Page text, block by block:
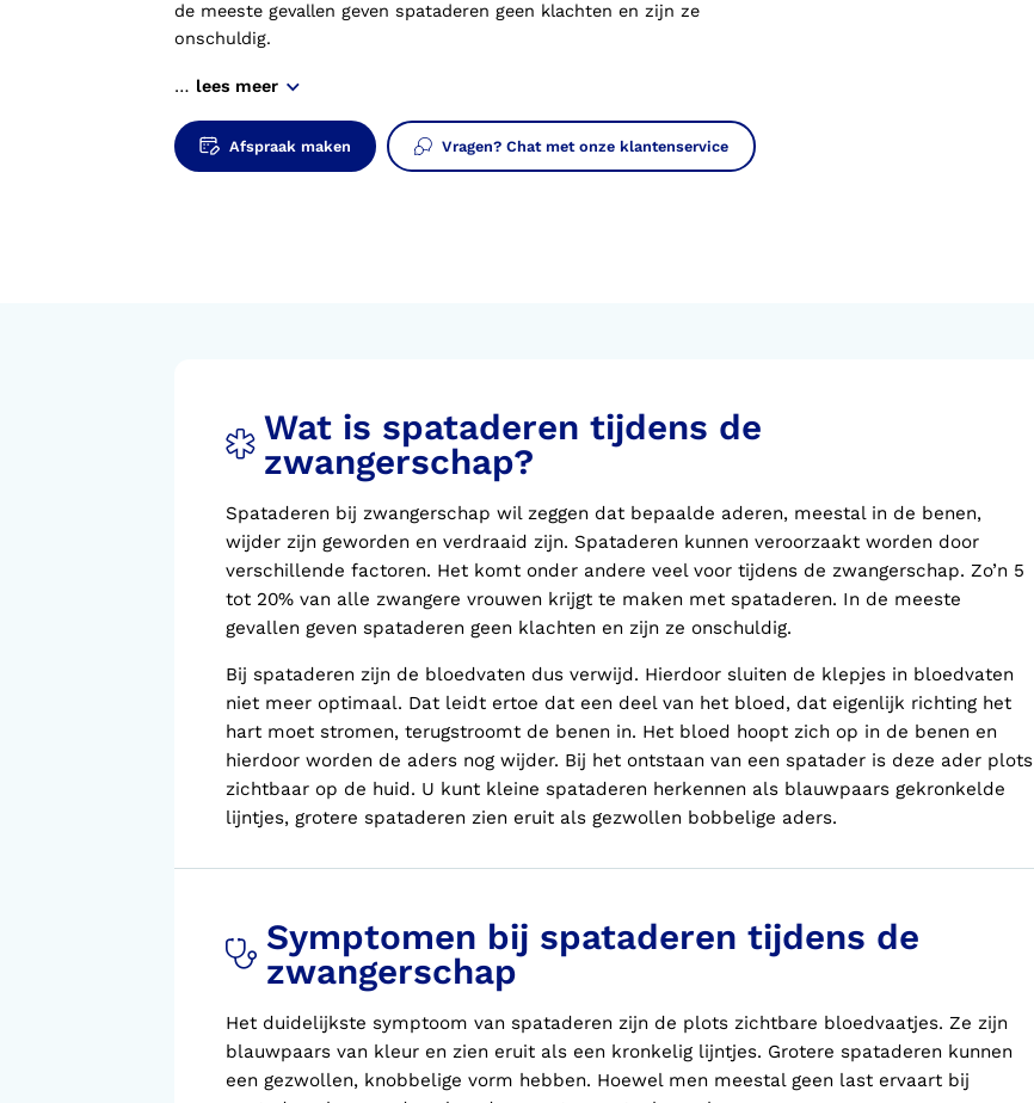
Voorlopige orthopedische
schoenen (VLOS)
de meeste gevallen geven spataderen geen klachten en zijn ze
onschuldig.
… lees meer
Afspraak maken Vragen? Chat met onze klantenservice
Wat is spataderen tijdens de
zwangerschap?
Spataderen bij zwangerschap wil zeggen dat bepaalde aderen, meestal in de benen,
wijder zijn geworden en verdraaid zijn. Spataderen kunnen veroorzaakt worden door
verschillende factoren. Het komt onder andere veel voor tijdens de zwangerschap. Zo’n 5
tot 20% van alle zwangere vrouwen krijgt te maken met spataderen. In de meeste
gevallen geven spataderen geen klachten en zijn ze onschuldig.
Bij spataderen zijn de bloedvaten dus verwijd. Hierdoor sluiten de klepjes in bloedvaten
niet meer optimaal. Dat leidt ertoe dat een deel van het bloed, dat eigenlijk richting het
hart moet stromen, terugstroomt de benen in. Het bloed hoopt zich op in de benen en
hierdoor worden de aders nog wijder. Bij het ontstaan van een spatader is deze ader plots
zichtbaar op de huid. U kunt kleine spataderen herkennen als blauwpaars gekronkelde
lijntjes, grotere spataderen zien eruit als gezwollen bobbelige aders.
Symptomen bij spataderen tijdens de
zwangerschap
Het duidelijkste symptoom van spataderen zijn de plots zichtbare bloedvaatjes. Ze zijn
blauwpaars van kleur en zien eruit als een kronkelig lijntjes. Grotere spataderen kunnen
een gezwollen, knobbelige vorm hebben. Hoewel men meestal geen last ervaart bij